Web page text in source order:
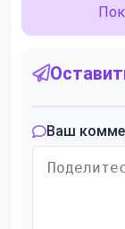
Ваш